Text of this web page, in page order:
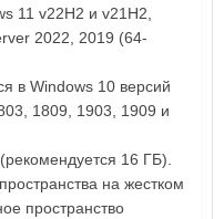
11 v22H2 и v21H2,
2022, 2019 (64-
в Windows 10 версий
1809, 1903, 1909 и
16 ГБ).
на жестком
пространство